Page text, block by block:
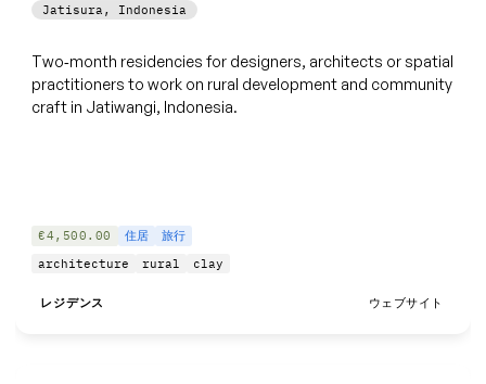
Jatisura , Indonesia
Two‑month residencies for designers, architects or spatial
practitioners to work on rural development and community
craft in Jatiwangi, Indonesia.
€4,500.00 住居
旅行
architecture
rural clay
レジデンス ウェブサイト